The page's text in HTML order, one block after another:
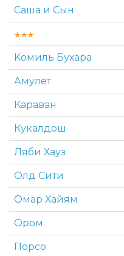
Саша и Сын
Kомиль Бухара
Амулет
Караван
Кукалдош
Ляби Хауз
Олд Сити
Омар Хайям
Ором
Порсо